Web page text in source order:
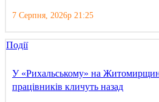
7 Серпня, 2026р 21:25
Події
У «Рихальському» на
працівників кличуть назад